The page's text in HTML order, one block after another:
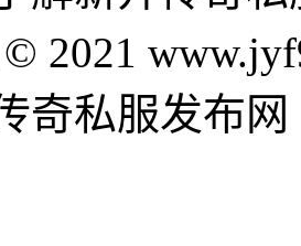
2021
奇私服发布